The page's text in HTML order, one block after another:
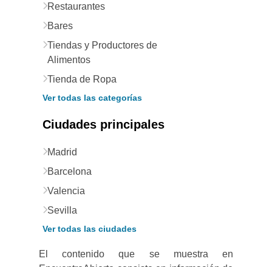
Restaurantes
Bares
Tiendas y Productores de
Alimentos
Tienda de Ropa
Ver todas las categorías
Ciudades principales
Madrid
Barcelona
Valencia
Sevilla
Ver todas las ciudades
El contenido que se muestra en